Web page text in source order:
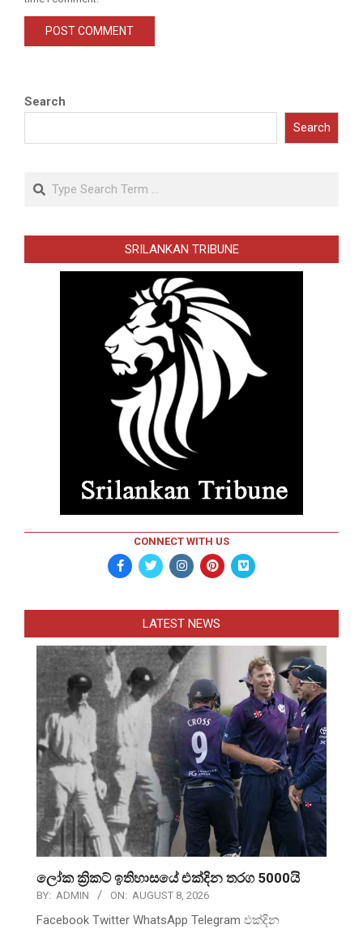
Search
Search
Search
SRILANKAN TRIBUNE
CONNECT WITH US
LATEST NEWS
ලෝක ක්‍රිකට් ඉතිහාසයේ එක්දින තරග 5000යි
BY: ADMIN ON: AUGUST 8, 2026
Facebook Twitter WhatsApp Telegram එක්දින